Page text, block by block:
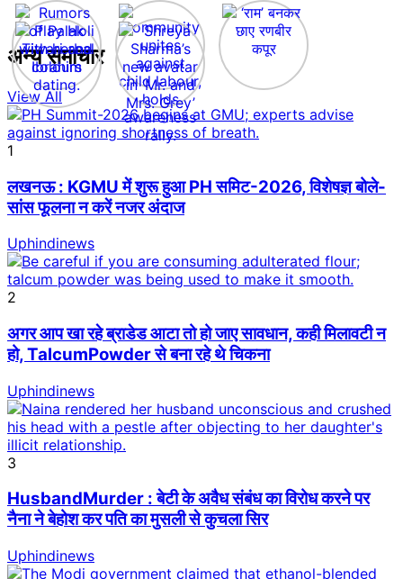
अन्य समाचार
View All
1
लखनऊ : KGMU में शुरू हुआ PH समिट-2026, विशेषज्ञ बोले-
सांस फूलना न करें नजर अंदाज
Uphindinews
2
अगर आप खा रहे ब्राडेड आटा तो हो जाए सावधान, कही मिलावटी न
हो, TalcumPowder से बना रहे थे चिकना
Uphindinews
3
HusbandMurder : बेटी के अवैध संबंध का विरोध करने पर
नैना ने बेहोश कर पति का मुसली से कुचला सिर
Uphindinews